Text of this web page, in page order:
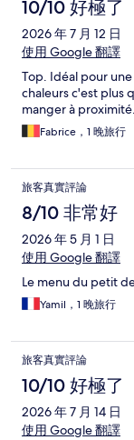
10/10 好極了
2026 年 7 月 12 日
使用 Google 翻譯
Top. Idéal pour
chaleurs c'est plus
manger à
Fabrice，1 晚旅行
旅客真實評論
8/10 非常好
2026 年 5 月 1 日
使用 Google 翻譯
Le menu du petit
Yamil，1 晚旅行
旅客真實評論
10/10 好極了
2026 年 7 月 14 日
使用 Google 翻譯